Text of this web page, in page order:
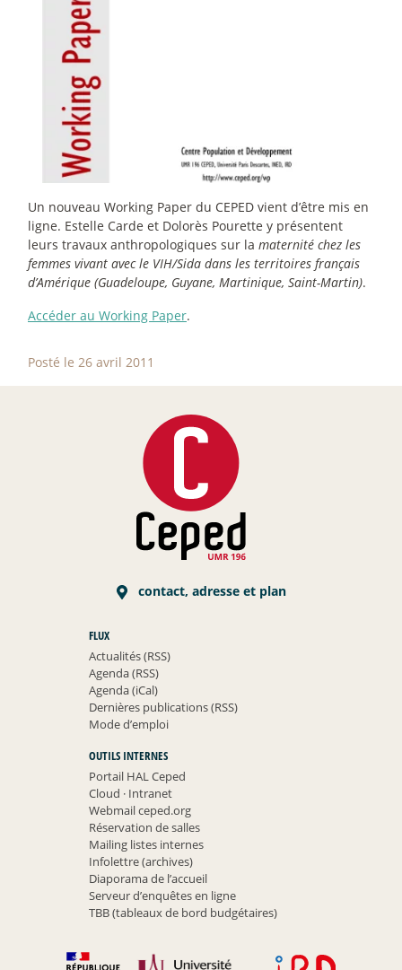
Un nouveau Working Paper du CEPED vient d’être mis en
ligne. Estelle Carde et Dolorès Pourette y présentent
leurs travaux anthropologiques sur la maternité chez les
femmes vivant avec le VIH/Sida dans les territoires français
d’Amérique (Guadeloupe, Guyane, Martinique, Saint-Martin).
Accéder au Working Paper.
Posté le 26 avril 2011
contact, adresse et plan
FLUX
Actualités (RSS)
Agenda (RSS)
Agenda (iCal)
Dernières publications (RSS)
Mode d’emploi
OUTILS INTERNES
Portail HAL Ceped
Cloud ·Intranet
Webmail ceped.org
Réservation de salles
Mailing listes internes
Infolettre (archives)
Diaporama de l’accueil
Serveur d’enquêtes en ligne
TBB (tableaux de bord budgétaires)